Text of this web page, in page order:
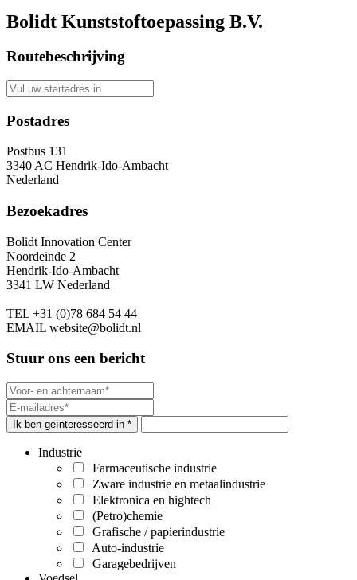
Bolidt Kunststoftoepassing B.V.
Routebeschrijving
Postadres
Postbus 131
3340 AC Hendrik-Ido-Ambacht
Nederland
Bezoekadres
Bolidt Innovation Center
Noordeinde 2
Hendrik-Ido-Ambacht
3341 LW Nederland
TEL +31 (0)78 684 54 44
EMAIL website@bolidt.nl
Stuur ons een bericht
Ik ben geïnteresseerd in *
Industrie
Farmaceutische industrie
Zware industrie en metaalindustrie
Elektronica en hightech
(Petro)chemie
Grafische / papierindustrie
Auto-industrie
Garagebedrijven